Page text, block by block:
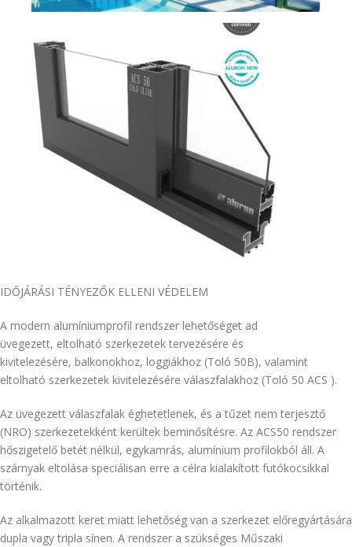
IDŐJÁRÁSI TÉNYEZŐK ELLENI VÉDELEM
A modern alumíniumprofil rendszer lehetőséget ad
üvegezett, eltolható szerkezetek tervezésére és
kivitelezésére, balkonokhoz, loggiákhoz (Toló 50B), valamint
eltolható szerkezetek kivitelezésére válaszfalakhoz (Toló 50 ACS ).
Az üvegezett válaszfalak éghetetlenek, és a tűzet nem terjesztő
(NRO) szerkezetekként kerültek beminősítésre. Az ACS50 rendszer
hőszigetelő betét nélkül, egykamrás, alumínium profilokból áll. A
szárnyak eltolása speciálisan erre a célra kialakított futókocsikkal
történik.
Az alkalmazott keret miatt lehetőség van a szerkezet előregyártására
dupla vagy tripla sínen. A rendszer a szükséges Műszaki